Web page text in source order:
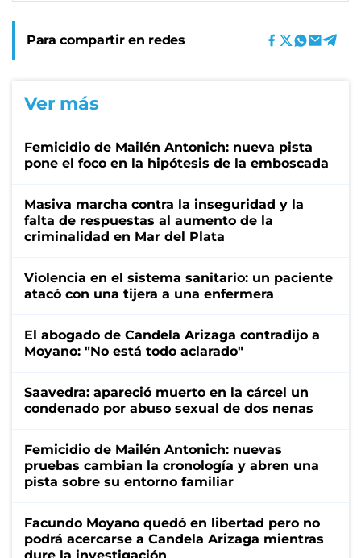
Para compartir en redes
Ver más
Femicidio de Mailén Antonich: nueva pista
pone el foco en la hipótesis de la emboscada
Masiva marcha contra la inseguridad y la
falta de respuestas al aumento de la
criminalidad en Mar del Plata
Violencia en el sistema sanitario: un paciente
atacó con una tijera a una enfermera
El abogado de Candela Arizaga contradijo a
Moyano: "No está todo aclarado"
Saavedra: apareció muerto en la cárcel un
condenado por abuso sexual de dos nenas
Femicidio de Mailén Antonich: nuevas
pruebas cambian la cronología y abren una
pista sobre su entorno familiar
Facundo Moyano quedó en libertad pero no
podrá acercarse a Candela Arizaga mientras